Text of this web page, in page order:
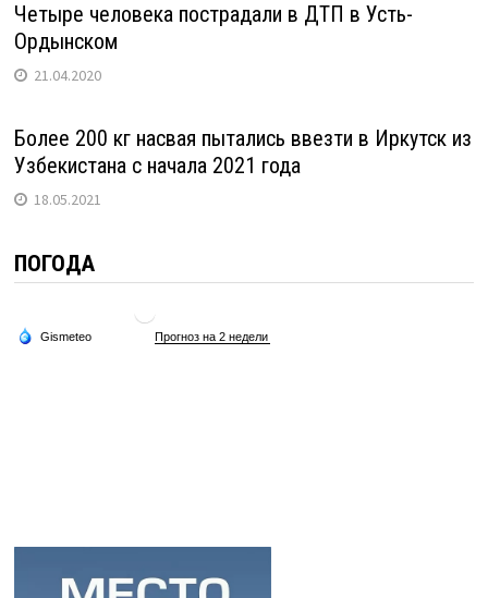
Четыре человека пострадали в ДТП в Усть-
Ордынском
21.04.2020
Более 200 кг насвая пытались ввезти в Иркутск из
Узбекистана с начала 2021 года
18.05.2021
ПОГОДА